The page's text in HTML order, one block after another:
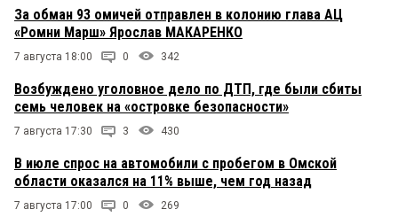
За обман 93 омичей отправлен в колонию глава АЦ
«Ромни Марш» Ярослав МАКАРЕНКО
7 августа 18:00 0 342
Возбуждено уголовное дело по ДТП, где были сбиты
семь человек на «островке безопасности»
7 августа 17:30 3 430
В июле спрос на автомобили с пробегом в Омской
области оказался на 11% выше, чем год назад
7 августа 17:00 0 269